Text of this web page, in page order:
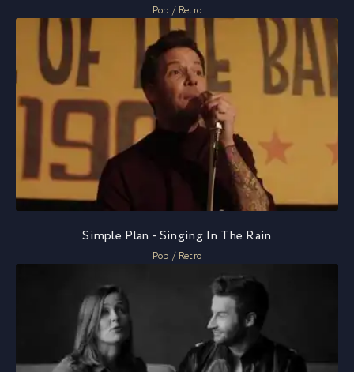
Pop / Retro
Simple Plan - Singing In The Rain
Pop / Retro